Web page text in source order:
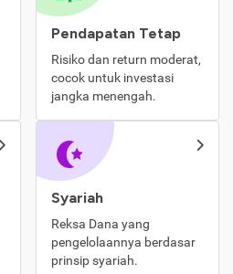
Pendapatan Tetap
Risiko dan return moderat,
cocok untuk investasi
jangka menengah.
Syariah
Reksa Dana yang
pengelolaannya berdasar
prinsip syariah.